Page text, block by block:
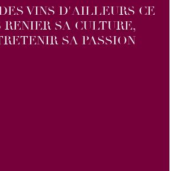
VINS D'AILLEURS CE
RENIER SA CULTURE,
SA PASSION